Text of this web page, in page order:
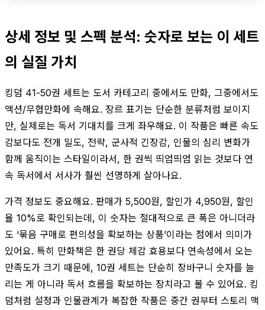
상세 정보 및 스펙 분석: 숫자로 보는 이 세트
의 실질 가치
킹덤 41-50권 세트는 도서 카테고리 중에서도 만화, 그중에서도
액션/무협만화에 속해요. 장르 표기는 단순한 분류처럼 보이지
만, 실제로는 독서 기대치를 크게 좌우해요. 이 작품은 빠른 속도
감보다도 전개 밀도, 전략, 군사적 긴장감, 인물의 심리 변화가
함께 움직이는 스타일이라서, 한 권씩 띄엄띄엄 읽는 것보다 연
속 독서에서 서사가 훨씬 선명하게 살아나요.
가격 정보도 중요해요. 판매가 5,500원, 할인가 4,950원, 할인
율 10%로 확인되는데, 이 숫자는 절대적으로 큰 폭은 아니더라
도 ‘묶음 구매로 편의성을 확보하는 상품’이라는 점에서 의미가
있어요. 특히 만화책은 한 권당 체감 효용보다 연속성에서 오는
만족도가 크기 때문에, 10권 세트는 단순히 장바구니 숫자를 늘
리는 게 아니라 독서 흐름을 확보하는 장치라고 볼 수 있어요. 킹
덤처럼 설정과 인물관계가 복잡한 작품은 중간 권부터 스토리 맥